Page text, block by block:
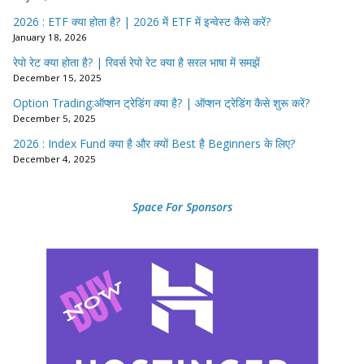
2026 : ETF क्या होता है? | 2026 में ETF में इन्वेस्ट कैसे करें?
January 18, 2026
रेपो रेट क्या होता है? | रिवर्स रेपो रेट क्या है सरल भाषा में समझें
December 15, 2025
Option Trading:ऑप्शन ट्रेडिंग क्या है? | ऑप्शन ट्रेडिंग कैसे शुरू करें?
December 5, 2025
2026 : Index Fund क्या है और क्यों Best है Beginners के लिए?
December 4, 2025
Space For Sponsors